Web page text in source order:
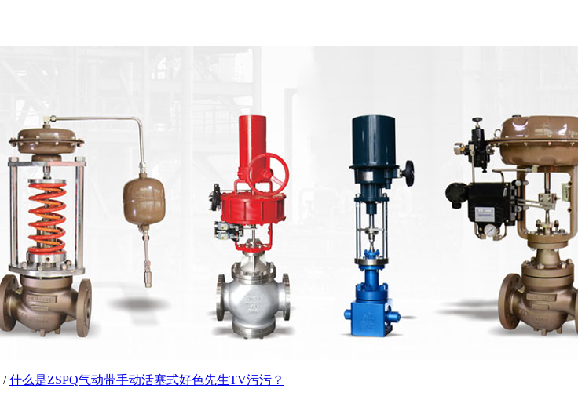
/什么是ZSPQ气动带手动活塞式好色先生TV污污？